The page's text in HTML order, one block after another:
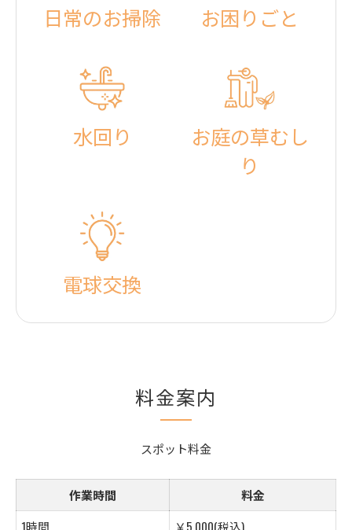
日常のお掃除 お困りごと
水回り
お庭の草むし
り
電球交換
料金案内
スポット料金
作業時間
料金
1時間
￥5,000(税込)